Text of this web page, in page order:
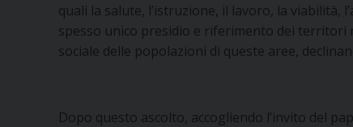
quali la salute, l’istruzione, il lavoro, la viabilità,
spesso unico presidio e riferimento dei territori
sociale delle popolazioni di queste aree,
Dopo questo ascolto, accogliendo l’invito del